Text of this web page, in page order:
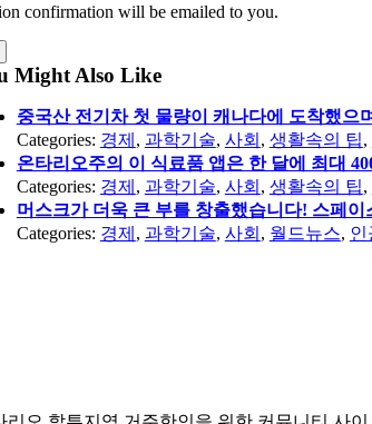
confirmation will be emailed to you.
Might Also Like
중국산 전기차 첫 물량이 캐나다에 도착했으
Categories: 경제 , 과학기술, 사회 , 생활속의 팁,
온타리오주의 이 식료품 앱은 한 달에 최대
Categories: 경제 , 과학기술, 사회 , 생활속의 팁,
머스크가 더욱 큰 부를 창출했습니다! 스페
Categories: 경제 , 과학기술, 사회 , 월드뉴스, 인